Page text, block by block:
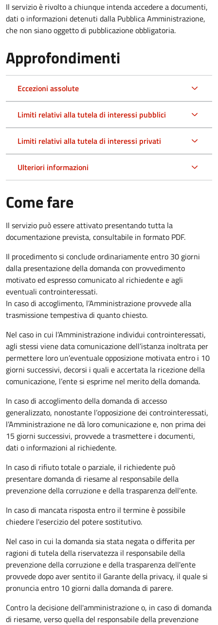
Il servizio è rivolto a chiunque intenda accedere a documenti,
dati o informazioni detenuti dalla Pubblica Amministrazione,
che non siano oggetto di pubblicazione obbligatoria.
Approfondimenti
Eccezioni assolute
Limiti relativi alla tutela di interessi pubblici
Limiti relativi alla tutela di interessi privati
Ulteriori informazioni
Come fare
Il servizio può essere attivato presentando tutta la
documentazione prevista, consultabile in formato PDF.
Il procedimento si conclude ordinariamente entro 30 giorni
dalla presentazione della domanda con provvedimento
motivato ed espresso comunicato al richiedente e agli
eventuali controinteressati.
In caso di accoglimento, l’Amministrazione provvede alla
trasmissione tempestiva di quanto chiesto.
Nel caso in cui l’Amministrazione individui controinteressati,
agli stessi viene data comunicazione dell’istanza inoltrata per
permettere loro un’eventuale opposizione motivata entro i 10
giorni successivi, decorsi i quali e accertata la ricezione della
comunicazione, l’ente si esprime nel merito della domanda.
In caso di accoglimento della domanda di accesso
generalizzato, nonostante l’opposizione dei controinteressati,
l’Amministrazione ne dà loro comunicazione e, non prima dei
15 giorni successivi, provvede a trasmettere i documenti,
dati o informazioni al richiedente.
In caso di rifiuto totale o parziale, il richiedente può
presentare domanda di riesame al responsabile della
prevenzione della corruzione e della trasparenza dell'ente.
In caso di mancata risposta entro il termine è possibile
chiedere l'esercizio del potere sostitutivo.
Nel caso in cui la domanda sia stata negata o differita per
ragioni di tutela della riservatezza il responsabile della
prevenzione della corruzione e della trasparenza dell'ente
provvede dopo aver sentito il Garante della privacy, il quale si
pronuncia entro 10 giorni dalla domanda di parere.
Contro la decisione dell'amministrazione o, in caso di domanda
di riesame, verso quella del responsabile della prevenzione